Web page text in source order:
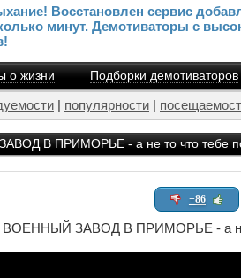
Восстановлен сервис
минут. Демотиваторы с
о жизни Подборки демотиваторов
| популярности |
В ПРИМОРЬЕ - а не то что тебе
+86
ЗАВОД В ПРИМОРЬЕ - а не